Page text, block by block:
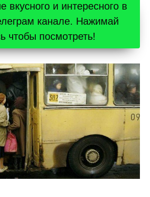
вкусного и интересного в
канале. Нажимай
чтобы посмотреть!